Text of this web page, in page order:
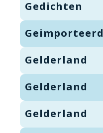
Gedichten
Geimporteerd
Gelderland
Gelderland
Gelderland